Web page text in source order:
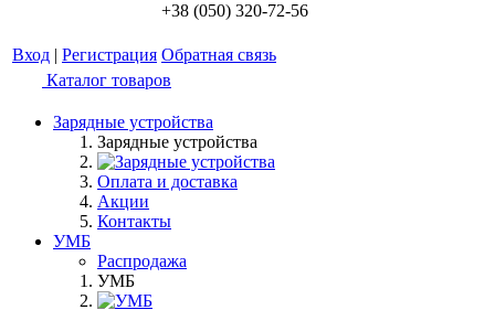
+38 (050) 320-72-56
Вход | Регистрация Обратная связь
Каталог товаров
Зарядные устройства
Зарядные устройства
Оплата и доставка
Акции
Контакты
УМБ
Распродажа
УМБ